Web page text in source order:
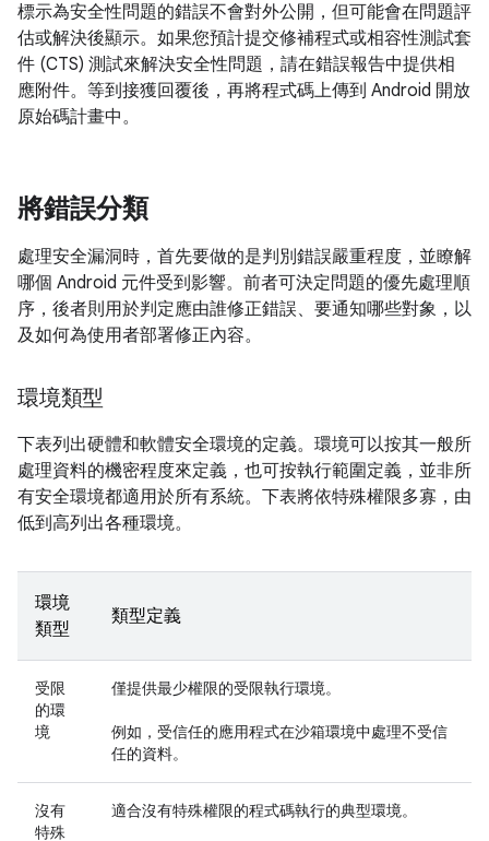
標示為安全性問題的錯誤不會對外公開，但可能會在問題評
估或解決後顯示。如果您預計提交修補程式或相容性測試套
件 (CTS) 測試來解決安全性問題，請在錯誤報告中提供相
應附件。等到接獲回覆後，再將程式碼上傳到 Android 開放
原始碼計畫中。
將錯誤分類
處理安全漏洞時，首先要做的是判別錯誤嚴重程度，並瞭解
哪個 Android 元件受到影響。前者可決定問題的優先處理順
序，後者則用於判定應由誰修正錯誤、要通知哪些對象，以
及如何為使用者部署修正內容。
環境類型
下表列出硬體和軟體安全環境的定義。環境可以按其一般所
處理資料的機密程度來定義，也可按執行範圍定義，並非所
有安全環境都適用於所有系統。下表將依特殊權限多寡，由
低到高列出各種環境。
環境
類型
類型定義
受限
的環
境
僅提供最少權限的受限執行環境。
例如，受信任的應用程式在沙箱環境中處理不受信
任的資料。
沒有
特殊
適合沒有特殊權限的程式碼執行的典型環境。